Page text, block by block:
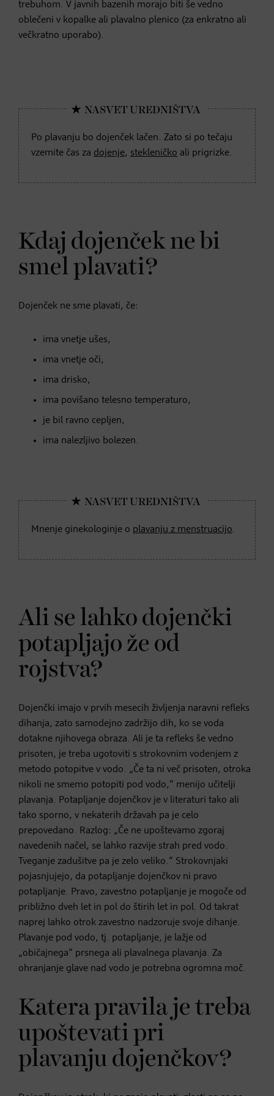
trebuhom. V javnih bazenih morajo biti še vedno
oblečeni v kopalke ali plavalno plenico (za enkratno ali
večkratno uporabo).
Po plavanju bo dojenček lačen. Zato si po tečaju
vzemite čas za dojenje, stekleničko ali prigrizke.
Kdaj dojenček ne bi
smel plavati?
Dojenček ne sme plavati, če:
ima vnetje ušes,
ima vnetje oči,
ima drisko,
ima povišano telesno temperaturo,
je bil ravno cepljen,
ima nalezljivo bolezen.
Mnenje ginekologinje o plavanju z menstruacijo.
Ali se lahko dojenčki
potapljajo že od
rojstva?
Dojenčki imajo v prvih mesecih življenja naravni refleks
dihanja, zato samodejno zadržijo dih, ko se voda
dotakne njihovega obraza. Ali je ta refleks še vedno
prisoten, je treba ugotoviti s strokovnim vodenjem z
metodo potopitve v vodo. „Če ta ni več prisoten, otroka
nikoli ne smemo potopiti pod vodo,“ menijo učitelji
plavanja. Potapljanje dojenčkov je v literaturi tako ali
tako sporno, v nekaterih državah pa je celo
prepovedano. Razlog: „Če ne upoštevamo zgoraj
navedenih načel, se lahko razvije strah pred vodo.
Tveganje zadušitve pa je zelo veliko.“ Strokovnjaki
pojasnjujejo, da potapljanje dojenčkov ni pravo
potapljanje. Pravo, zavestno potapljanje je mogoče od
približno dveh let in pol do štirih let in pol. Od takrat
naprej lahko otrok zavestno nadzoruje svoje dihanje.
Plavanje pod vodo, tj. potapljanje, je lažje od
„običajnega“ prsnega ali plavalnega plavanja. Za
ohranjanje glave nad vodo je potrebna ogromna moč.
Katera pravila je treba
upoštevati pri
plavanju dojenčkov?